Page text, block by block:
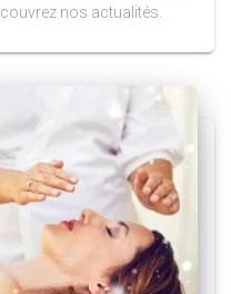
nos actualités.